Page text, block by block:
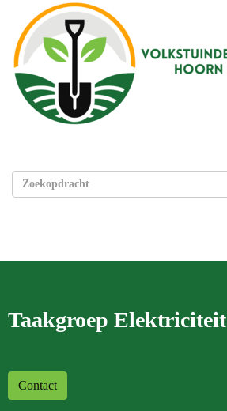
Taakgroep Elektriciteit
Contact